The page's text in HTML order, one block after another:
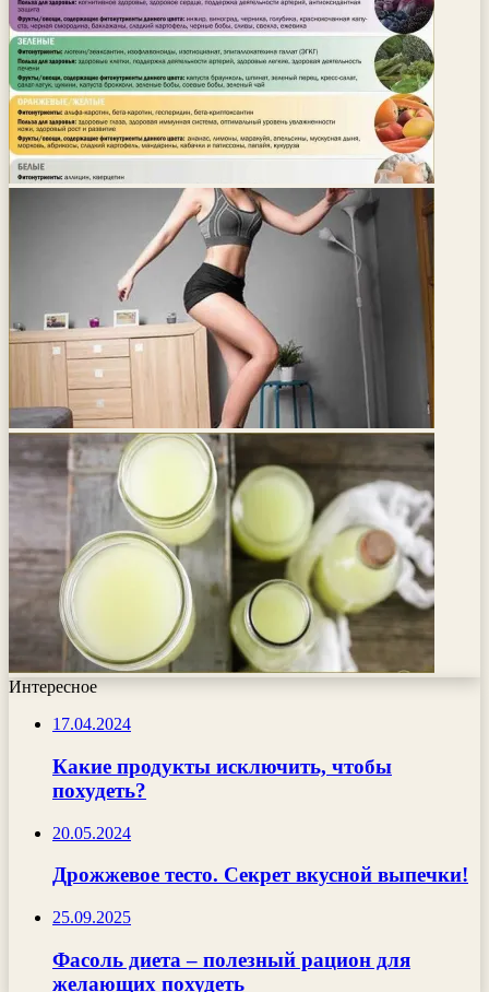
Интересное
17.04.2024
Какие продукты исключить, чтобы
похудеть?
20.05.2024
Дрожжевое тесто. Секрет вкусной выпечки!
25.09.2025
Фасоль диета – полезный рацион для
желающих похудеть